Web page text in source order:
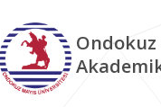
Ondokuz